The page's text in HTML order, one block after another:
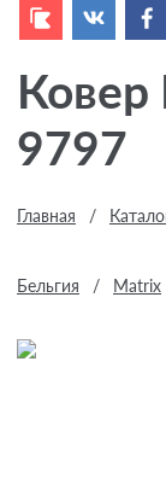
9797
Главная /
Бельгия / Matrix